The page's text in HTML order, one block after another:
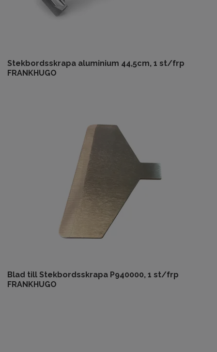
Stekbordsskrapa aluminium 44,5cm, 1 st/frp
FRANKHUGO
Blad till Stekbordsskrapa P940000, 1 st/frp
FRANKHUGO